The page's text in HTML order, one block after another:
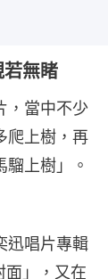
無睹
，當中不少
爬上樹，再
上樹」。
迅唱片專輯
面」，又在